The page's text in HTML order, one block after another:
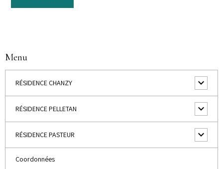
Menu
RÉSIDENCE CHANZY
RÉSIDENCE PELLETAN
RÉSIDENCE PASTEUR
Coordonnées